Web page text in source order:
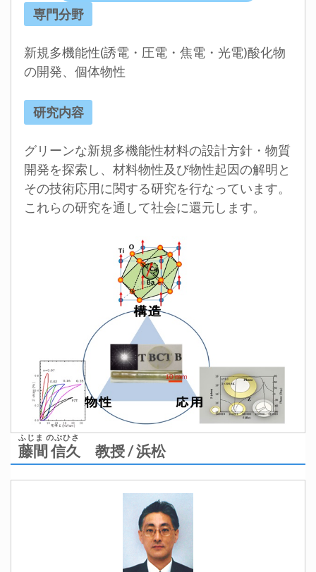
専門分野
新規多機能性(誘電・圧電・焦電・光電)酸化物
の開発、個体物性
研究内容
グリーンな新規多機能性材料の設計方針・物質
開発を探索し、材料物性及び物性起因の解明と
その技術応用に関する研究を行なっています。
これらの研究を通して社会に還元します。
藤間 信久
ふじま のぶひさ
教授 / 浜松